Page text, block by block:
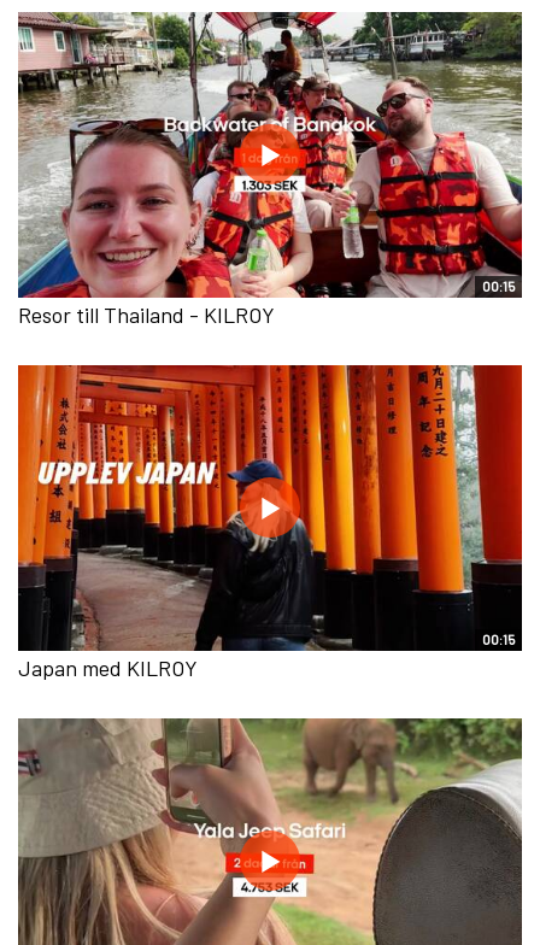
00:15
Resor till Thailand - KILROY
00:15
Japan med KILROY